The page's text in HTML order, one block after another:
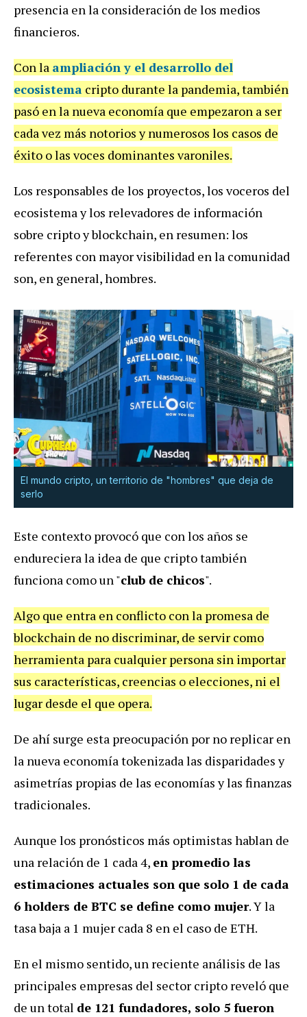
presencia en la consideración de los medios
financieros.
Con la ampliación y el desarrollo del
ecosistema cripto durante la pandemia, también
pasó en la nueva economía que empezaron a ser
cada vez más notorios y numerosos los casos de
éxito o las voces dominantes varoniles.
Los responsables de los proyectos, los voceros del
ecosistema y los relevadores de información
sobre cripto y blockchain, en resumen: los
referentes con mayor visibilidad en la comunidad
son, en general, hombres.
El mundo cripto, un territorio de "hombres" que deja de
serlo
Este contexto provocó que con los años se
endureciera la idea de que cripto también
funciona como un "club de chicos".
Algo que entra en conflicto con la promesa de
blockchain de no discriminar, de servir como
herramienta para cualquier persona sin importar
sus características, creencias o elecciones, ni el
lugar desde el que opera.
De ahí surge esta preocupación por no replicar en
la nueva economía tokenizada las disparidades y
asimetrías propias de las economías y las finanzas
tradicionales.
Aunque los pronósticos más optimistas hablan de
una relación de 1 cada 4, en promedio las
estimaciones actuales son que solo 1 de cada
6 holders de BTC se define como mujer. Y la
tasa baja a 1 mujer cada 8 en el caso de ETH.
En el mismo sentido, un reciente análisis de las
principales empresas del sector cripto reveló que
de un total de 121 fundadores, solo 5 fueron